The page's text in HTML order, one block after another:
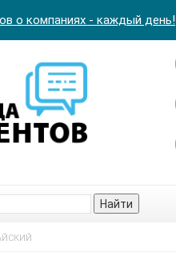
о компаниях - каждый день!
Найти